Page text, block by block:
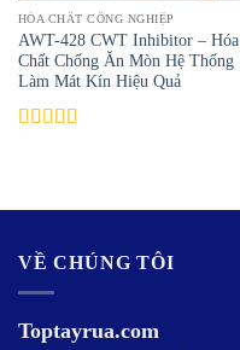
HÓA CHẤT CÔNG NGHIỆP
AWT-428 CWT Inhibitor – Hóa
Chất Chống Ăn Mòn Hệ Thống
Làm Mát Kín Hiệu Quả
VỀ CHÚNG TÔI
Toptayrua.com